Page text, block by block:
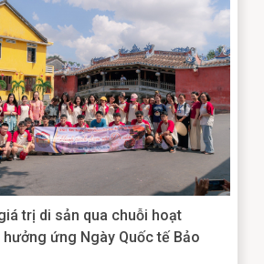
trị di sản qua chuỗi hoạt
ứng Ngày Quốc tế Bảo